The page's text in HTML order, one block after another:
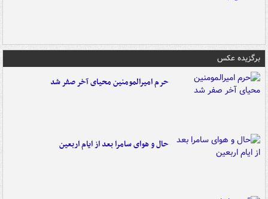
برگزیده عکس
حرم امیرالمومنین محیای آخر صفر شد
حال و هوای سامرا بعد از ایام اربعین